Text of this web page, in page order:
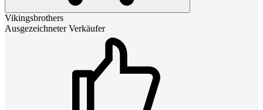
Vikingsbrothers
Ausgezeichneter Verkäufer